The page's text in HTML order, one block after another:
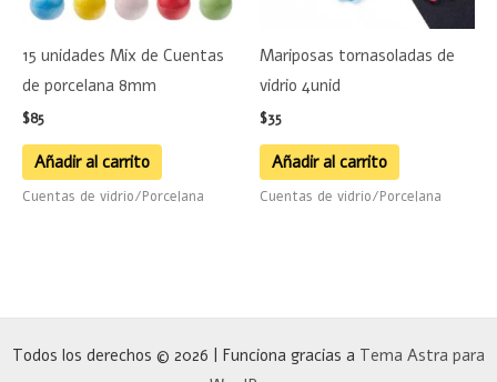
15 unidades Mix de Cuentas
de porcelana 8mm
$85
Añadir al carrito
Cuentas de vidrio/Porcelana
Mariposas tornasoladas de
vidrio 4unid
$35
Añadir al carrito
Cuentas de vidrio/Porcelana
Todos los derechos © 2026 | Funciona gracias a Tema Astra para